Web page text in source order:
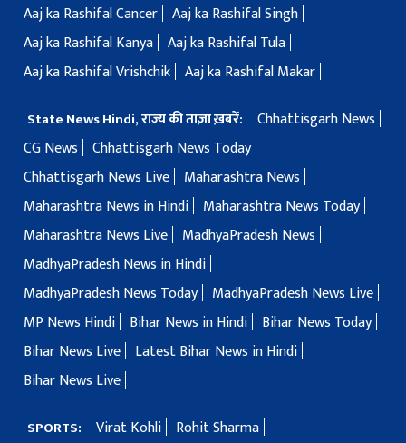
Aaj ka Rashifal Cancer Aaj ka Rashifal Singh
Aaj ka Rashifal Kanya Aaj ka Rashifal Tula
Aaj ka Rashifal Vrishchik Aaj ka Rashifal Makar
State News Hindi, राज्य की ताज़ा ख़बरें:
Chhattisgarh News
CG News
Chhattisgarh News Today
Chhattisgarh News Live
Maharashtra News
Maharashtra News in Hindi
Maharashtra News Today
Maharashtra News Live
MadhyaPradesh News
MadhyaPradesh News in Hindi
MadhyaPradesh News Today
MadhyaPradesh News Live
MP News Hindi
Bihar News in Hindi
Bihar News Today
Bihar News Live
Latest Bihar News in Hindi
Bihar News Live
SPORTS: Virat Kohli
Rohit Sharma